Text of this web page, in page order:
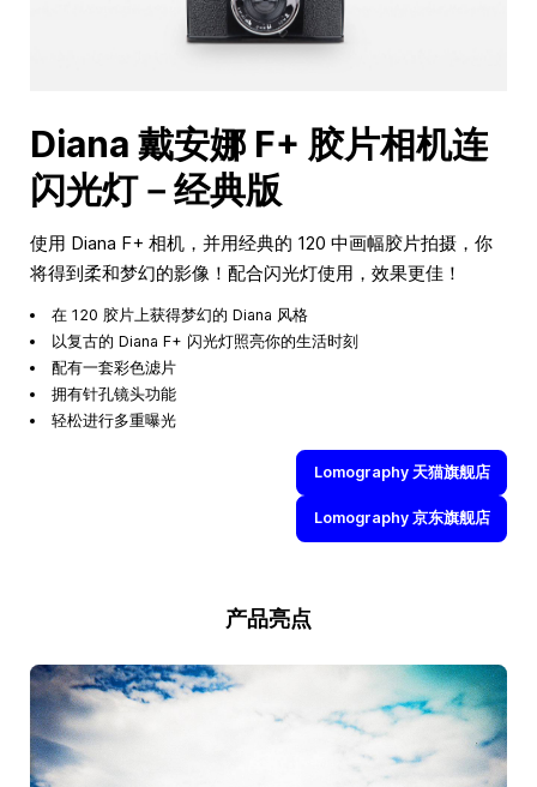
Diana 戴安娜 F+ 胶片相机连
闪光灯－经典版
使用 Diana F+ 相机，并用经典的 120 中画幅胶片拍摄，你
将得到柔和梦幻的影像！配合闪光灯使用，效果更佳！
在 120 胶片上获得梦幻的 Diana 风格
以复古的 Diana F+ 闪光灯照亮你的生活时刻
配有一套彩色滤片
拥有针孔镜头功能
轻松进行多重曝光
Lomography 天猫旗舰店
Lomography 京东旗舰店
产品亮点